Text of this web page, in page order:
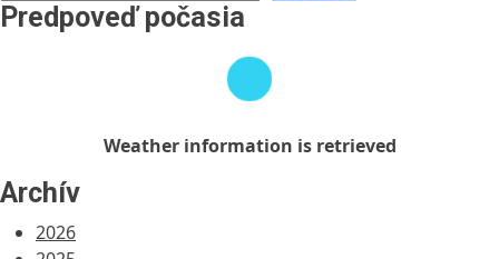
Predpoveď počasia
Weather
information
retrieved
Weather information is retrieved
Archív
2026